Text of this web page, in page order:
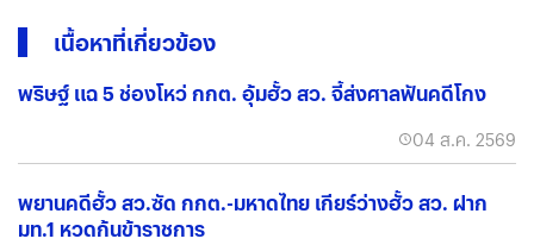
เนื้อหาที่เกี่ยวข้อง
พริษฐ์ แฉ 5 ช่องโหว่ กกต. อุ้มฮั้ว สว. จี้ส่งศาลฟันคดีโกง
04 ส.ค. 2569
พยานคดีฮั้ว สว.ซัด กกต.-มหาดไทย เกียร์ว่างฮั้ว สว. ฝาก
มท.1 หวดก้นข้าราชการ